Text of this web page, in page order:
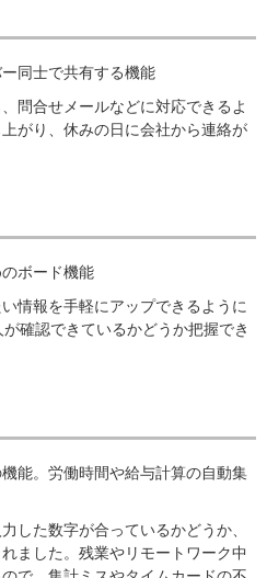
同士で共有する機能
問合せメールなどに対応できるよ
がり、休みの日に会社から連絡が
ボード機能
情報を手軽にアップできるように
確認できているかどうか把握でき
能。労働時間や給与計算の自動集
した数字が合っているかどうか、
ました。残業やリモートワーク中